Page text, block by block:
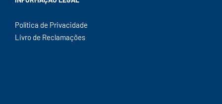
Política de Privacidade
Livro de Reclamações